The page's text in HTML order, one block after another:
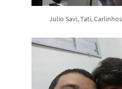
Julio Savi, Tati,